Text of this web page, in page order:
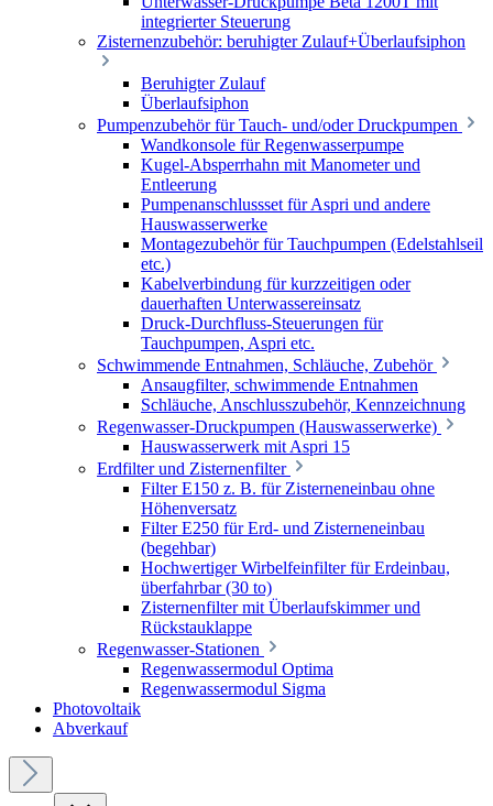
integrierter Steuerung
Zisternenzubehör: beruhigter Zulauf+Überlaufsiphon
Beruhigter Zulauf
Überlaufsiphon
Pumpenzubehör für Tauch- und/oder Druckpumpen
Wandkonsole für Regenwasserpumpe
Kugel-Absperrhahn mit Manometer und
Entleerung
Pumpenanschlussset für Aspri und andere
Hauswasserwerke
Montagezubehör für Tauchpumpen (Edelstahlseil
etc.)
Kabelverbindung für kurzzeitigen oder
dauerhaften Unterwassereinsatz
Druck-Durchfluss-Steuerungen für
Tauchpumpen, Aspri etc.
Schwimmende Entnahmen, Schläuche, Zubehör
Ansaugfilter, schwimmende Entnahmen
Schläuche, Anschlusszubehör, Kennzeichnung
Regenwasser-Druckpumpen (Hauswasserwerke)
Hauswasserwerk mit Aspri 15
Erdfilter und Zisternenfilter
Filter E150 z. B. für Zisterneneinbau ohne
Höhenversatz
Filter E250 für Erd- und Zisterneneinbau
(begehbar)
Hochwertiger Wirbelfeinfilter für Erdeinbau,
überfahrbar (30 to)
Zisternenfilter mit Überlaufskimmer und
Rückstauklappe
Regenwasser-Stationen
Regenwassermodul Optima
Regenwassermodul Sigma
Photovoltaik
Abverkauf